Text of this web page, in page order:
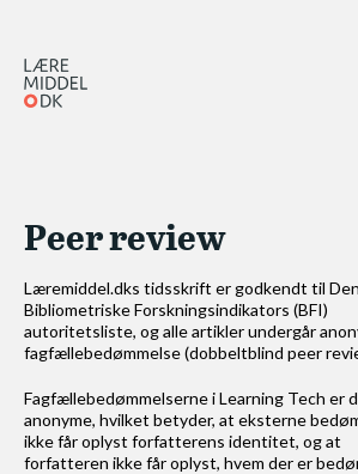
Skriv til Learning Tech
Guidelines & Skabeloner
Peer review
Peer review
Læremiddel.dks tidsskrift er godkendt til Den
Bibliometriske Forskningsindikators (BFI)
autoritetsliste, og alle artikler undergår
fagfællebedømmelse (dobbeltblind peer
Fagfællebedømmelserne i Learning Tech er
anonyme, hvilket betyder, at eksterne
ikke får oplyst forfatterens identitet, og at
forfatteren ikke får oplyst, hvem der er